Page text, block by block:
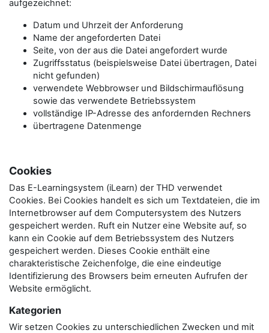
aufgezeichnet:
Datum und Uhrzeit der Anforderung
Name der angeforderten Datei
Seite, von der aus die Datei angefordert wurde
Zugriffsstatus (beispielsweise Datei übertragen, Datei
nicht gefunden)
verwendete Webbrowser und Bildschirmauflösung
sowie das verwendete Betriebssystem
vollständige IP-Adresse des anfordernden Rechners
übertragene Datenmenge
Cookies
Das E-Learningsystem (iLearn) der THD verwendet
Cookies. Bei Cookies handelt es sich um Textdateien, die im
Internetbrowser auf dem Computersystem des Nutzers
gespeichert werden. Ruft ein Nutzer eine Website auf, so
kann ein Cookie auf dem Betriebssystem des Nutzers
gespeichert werden. Dieses Cookie enthält eine
charakteristische Zeichenfolge, die eine eindeutige
Identifizierung des Browsers beim erneuten Aufrufen der
Website ermöglicht.
Kategorien
Wir setzen Cookies zu unterschiedlichen Zwecken und mit